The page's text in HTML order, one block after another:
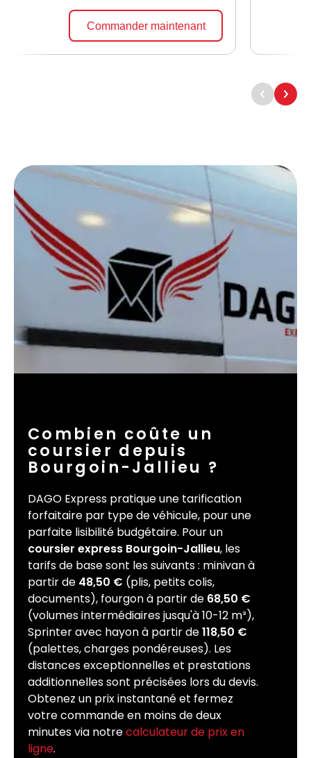
Commander maintenant
Combien coûte un
coursier depuis
Bourgoin-Jallieu ?
DAGO Express pratique une tarification
forfaitaire par type de véhicule, pour une
parfaite lisibilité budgétaire. Pour un
coursier express Bourgoin-Jallieu, les
tarifs de base sont les suivants : minivan à
partir de 48,50 € (plis, petits colis,
documents), fourgon à partir de 68,50 €
(volumes intermédiaires jusqu'à 10-12 m³),
Sprinter avec hayon à partir de118,50 €
(palettes, charges pondéreuses). Les
distances exceptionnelles et prestations
additionnelles sont précisées lors du devis.
Obtenez un prix instantané et fermez
votre commande en moins de deux
minutes via notrecalculateur de prix en
ligne.